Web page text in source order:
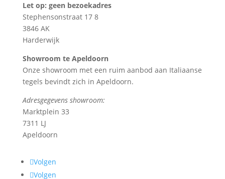
Let op: geen bezoekadres
Stephensonstraat 17 8
3846 AK
Harderwijk
Showroom te Apeldoorn
Onze showroom met een ruim aanbod aan Italiaanse
tegels bevindt zich in Apeldoorn.
Adresgegevens showroom:
Marktplein 33
7311 LJ
Apeldoorn
Volgen
Volgen